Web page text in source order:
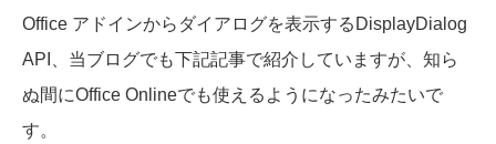
Office アドインからダイアログを表示するDisplayDialog
API、当ブログでも下記記事で紹介していますが、知ら
ぬ間にOffice Onlineでも使えるようになったみたいで
す。